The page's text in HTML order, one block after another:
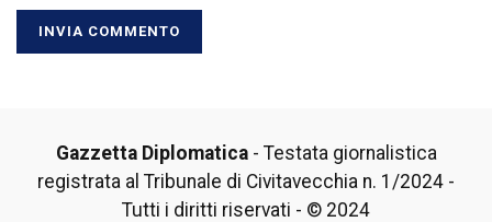
Gazzetta Diplomatica- Testata giornalistica
registrata al Tribunale di Civitavecchia n. 1/2024 -
Tutti i diritti riservati - © 2024